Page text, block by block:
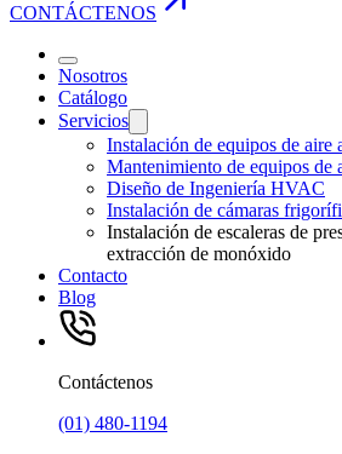
CONTÁCTENOS
Nosotros
Catálogo
Servicios
Instalación de equipos de aire
Mantenimiento de equipos de
Diseño de Ingeniería HVAC
Instalación de cámaras
Instalación de escaleras de
extracción de monóxido
Contacto
Blog
Contáctenos
(01) 480-1194